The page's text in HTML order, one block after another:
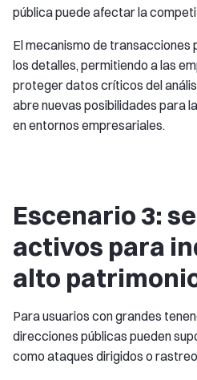
pública puede afectar la
El mecanismo de transacciones
los detalles, permitiendo a las
proteger datos críticos del
abre nuevas posibilidades para
en entornos empresariales.
Escenario 3:
activos para
alto
Para usuarios con grandes
direcciones públicas pueden
como ataques dirigidos o